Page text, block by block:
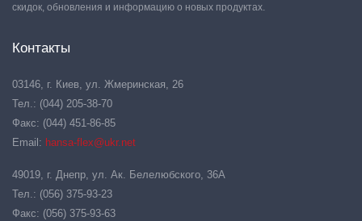
скидок, обновления и информацию о новых продуктах.
Контакты
03146, г. Киев, ул. Жмеринская, 26
Тел.: (044) 205-38-70
Факс: (044) 451-86-85
Email: hansa-flex@ukr.net
49019, г. Днепр, ул. Ак. Белелюбского, 36А
Тел.: (056) 375-93-23
Факс: (056) 375-93-63